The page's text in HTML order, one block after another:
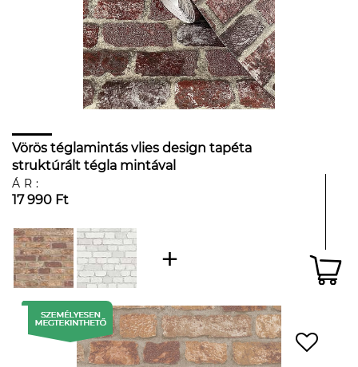
Vörös téglamintás vlies design tapéta
struktúrált tégla mintával
ÁR:
17 990 Ft